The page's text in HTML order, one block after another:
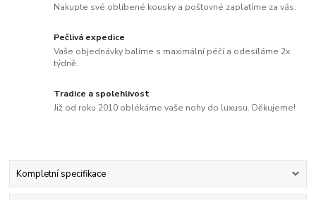
Nakupte své oblíbené kousky a poštovné zaplatíme za vás.
Pečlivá expedice
Vaše objednávky balíme s maximální péčí a odesíláme 2x
týdně.
Tradice a spolehlivost
Již od roku 2010 oblékáme vaše nohy do luxusu. Děkujeme!
Kompletní specifikace